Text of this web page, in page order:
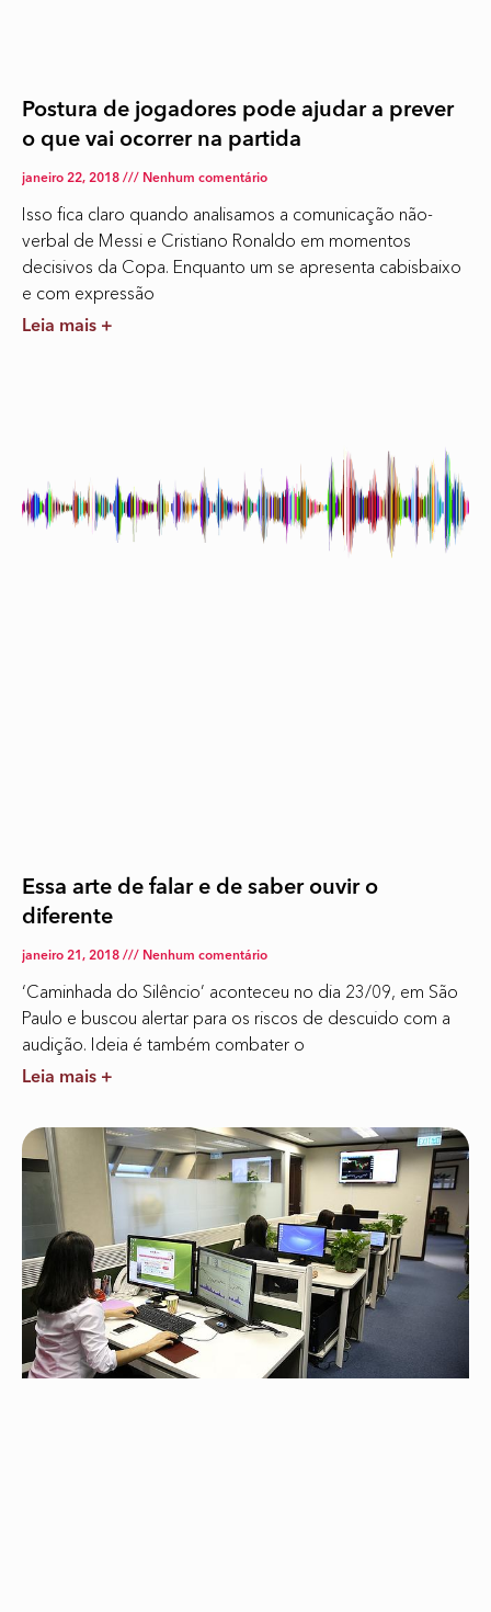
Postura de jogadores pode ajudar a prever
o que vai ocorrer na partida
janeiro 22, 2018 Nenhum comentário
Isso fica claro quando analisamos a comunicação não-
verbal de Messi e Cristiano Ronaldo em momentos
decisivos da Copa. Enquanto um se apresenta cabisbaixo
e com expressão
Leia mais +
Essa arte de falar e de saber ouvir o
diferente
janeiro 21, 2018 Nenhum comentário
‘Caminhada do Silêncio’ aconteceu no dia 23/09, em São
Paulo e buscou alertar para os riscos de descuido com a
audição. Ideia é também combater o
Leia mais +